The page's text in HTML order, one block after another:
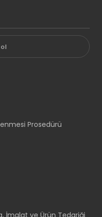
Prosedürü
İmalat ve Ürün Tedariği